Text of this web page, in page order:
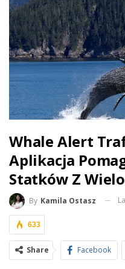
Whale Alert
Aplikacja
Statków Z
By Kamila Ostasz
633
Share Facebook